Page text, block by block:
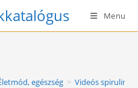
Menu
egészség > Videós spirulina